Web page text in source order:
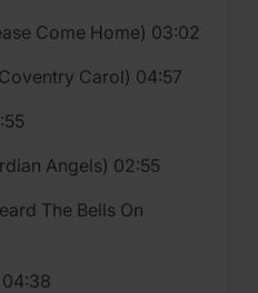
Come Home) 03:02
Carol) 04:57
Angels) 02:55
The Bells On
04:38